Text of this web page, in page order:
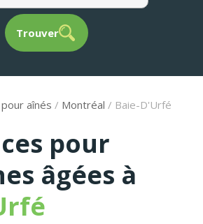
Trouver
aînés / Montréal / Baie-D'Urfé
pour
âgées à